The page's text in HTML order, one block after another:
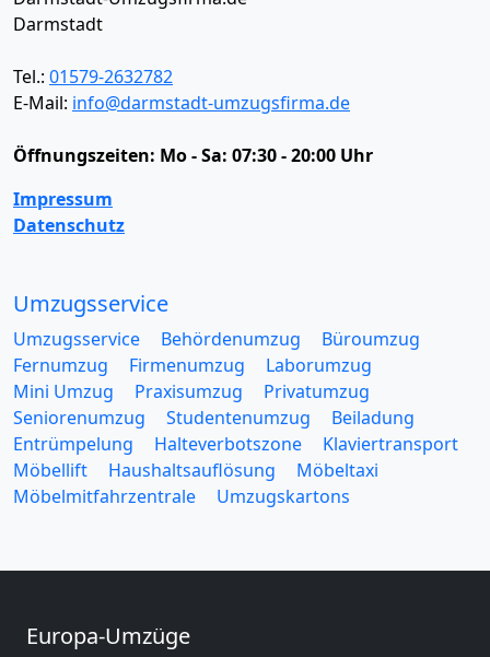
Darmstadt
Tel.: 01579-2632782
E-Mail: info@darmstadt-umzugsfirma.de
Öffnungszeiten: Mo - Sa: 07:30 - 20:00 Uhr
Impressum
Datenschutz
Umzugsservice
Umzugsservice Behördenumzug
Büroumzug
Fernumzug
Firmenumzug
Laborumzug
Mini Umzug
Praxisumzug
Privatumzug
Seniorenumzug
Studentenumzug
Beiladung
Entrümpelung
Halteverbotszone
Klaviertransport
Möbellift
Haushaltsauflösung
Möbeltaxi
Möbelmitfahrzentrale
Umzugskartons
Europa-Umzüge